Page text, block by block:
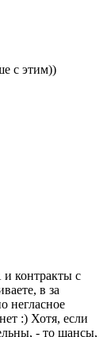
с этим))
контракты с
в за
негласное
:) Хотя, если
- то шансы,